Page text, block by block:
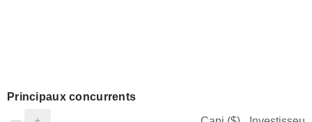
Principaux concurrents